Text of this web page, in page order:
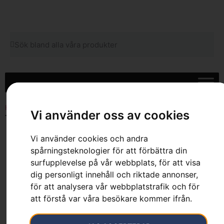
Vi använder oss av cookies
Vi använder cookies och andra
spårningsteknologier för att förbättra din
surfupplevelse på vår webbplats, för att visa
dig personligt innehåll och riktade annonser,
för att analysera vår webbplatstrafik och för
att förstå var våra besökare kommer ifrån.
Hem
Tvåtaktsolja, LS+
Tvåtaktsolja, LS+